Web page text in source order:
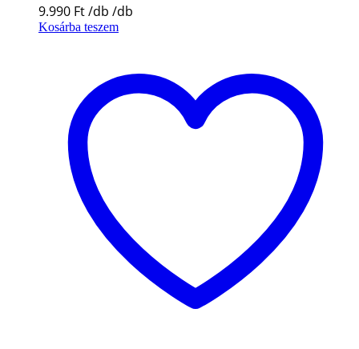
9.990 Ft
Kosárba teszem